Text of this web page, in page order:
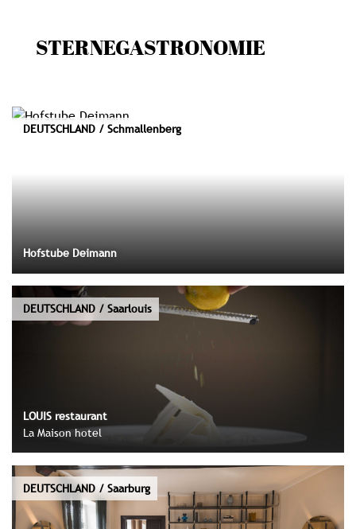
STERNEGASTRONOMIE
DEUTSCHLAND / Schmallenberg
Hofstube Deimann
DEUTSCHLAND / Saarlouis
LOUIS restaurant
La Maison hotel
DEUTSCHLAND / Saarburg